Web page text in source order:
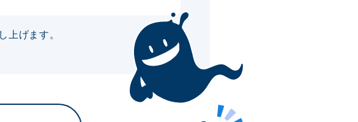
上げます。